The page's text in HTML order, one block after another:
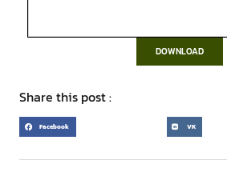
DOWNLOAD
Share this post :
Facebook VK